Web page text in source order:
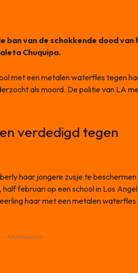
ban van de schokkende dood van
Chuquipa.
met een metalen waterfles tegen
als moord. De politie van LA
verdedigd tegen
haar jongere zusje te
februari op een school in Los
haar met een metalen waterfles
- Advertisement -